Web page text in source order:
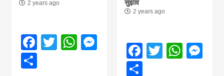
2 years ago
Facebook
TwitterWhatsApp
Messenger
सुझाव
2 years ago
Facebook
Twitter